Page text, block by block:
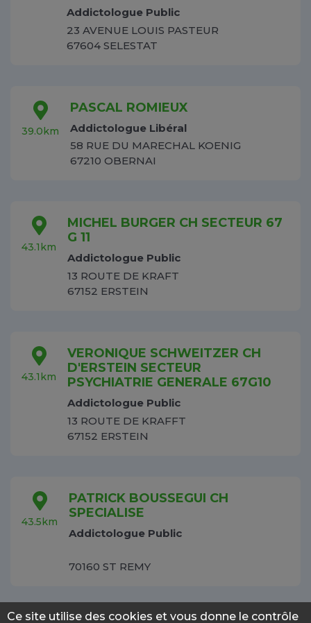
Addictologue Public
23 AVENUE LOUIS PASTEUR
67604 SELESTAT
39.0km
PASCAL ROMIEUX
Addictologue Libéral
58 RUE DU MARECHAL KOENIG
67210 OBERNAI
43.1km
MICHEL BURGER CH SECTEUR 67
G 11
Addictologue Public
13 ROUTE DE KRAFT
67152 ERSTEIN
43.1km
VERONIQUE SCHWEITZER CH
D'ERSTEIN SECTEUR
PSYCHIATRIE GENERALE 67G10
Addictologue Public
13 ROUTE DE KRAFFT
67152 ERSTEIN
43.5km
PATRICK BOUSSEGUI CH
SPECIALISE
Addictologue Public
70160 ST REMY
Ce site utilise des cookies et vous donne le contrôle